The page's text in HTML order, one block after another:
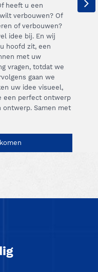
heeft u een
verbouwen? Of
of verbouwen?
idee bij. En wij
hoofd zit, een
met uw
vragen, totdat we
gaan we
uw idee visueel,
een perfect ontwerp
ontwerp. Samen met